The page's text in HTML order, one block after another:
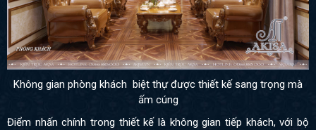
Không gian phòng khách biệt thự được thiết kế sang trọng mà
ấm cúng
Điểm nhấn chính trong thiết kế là không gian tiếp khách, với bộ